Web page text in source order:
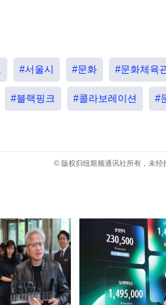
#서울시 #문화 #문화체육
#블랙핑크 #콜라보레이션 #
© 版权归纽斯频通讯社所有，未经